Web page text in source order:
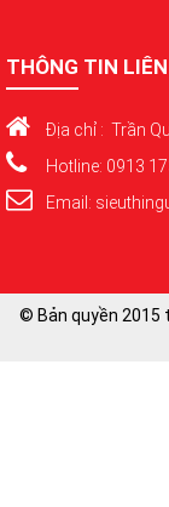
THÔNG TIN
Địa chỉ : Trần
Hotline: 0913
Email:
© Bản quyền 2015